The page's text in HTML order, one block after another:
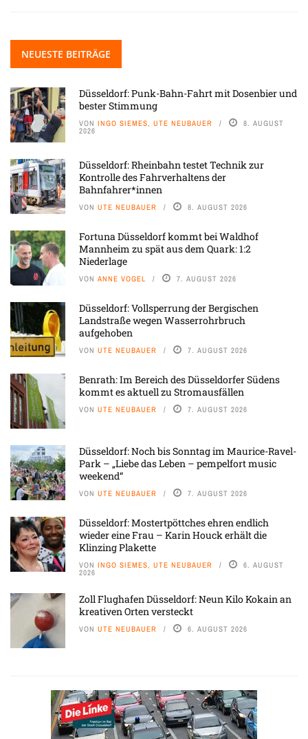
NEUESTE BEITRÄGE
Düsseldorf: Punk-Bahn-Fahrt mit Dosenbier und
bester Stimmung
VON INGO SIEMES, UTE NEUBAUER 8. AUGUST
2026
Düsseldorf: Rheinbahn testet Technik zur
Kontrolle des Fahrverhaltens der
Bahnfahrer*innen
VON UTE NEUBAUER 8. AUGUST 2026
Fortuna Düsseldorf kommt bei Waldhof
Mannheim zu spät aus dem Quark: 1:2
Niederlage
VON ANNE VOGEL 7. AUGUST 2026
Düsseldorf: Vollsperrung der Bergischen
Landstraße wegen Wasserrohrbruch
aufgehoben
VON UTE NEUBAUER 7. AUGUST 2026
Benrath: Im Bereich des Düsseldorfer Südens
kommt es aktuell zu Stromausfällen
VON UTE NEUBAUER 7. AUGUST 2026
Düsseldorf: Noch bis Sonntag im Maurice-Ravel-
Park – „Liebe das Leben – pempelfort music
weekend“
VON UTE NEUBAUER 7. AUGUST 2026
Düsseldorf: Mostertpöttches ehren endlich
wieder eine Frau – Karin Houck erhält die
Klinzing Plakette
VON INGO SIEMES, UTE NEUBAUER 6. AUGUST
2026
Zoll Flughafen Düsseldorf: Neun Kilo Kokain an
kreativen Orten versteckt
VON UTE NEUBAUER 6. AUGUST 2026